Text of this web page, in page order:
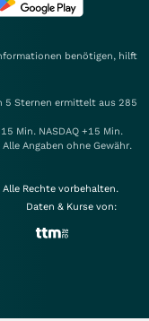
benötigen, hilft
5 Sternen ermittelt aus 285
Min. NASDAQ +15 Min.
Angaben ohne Gewähr.
Rechte vorbehalten.
Daten & Kurse von: